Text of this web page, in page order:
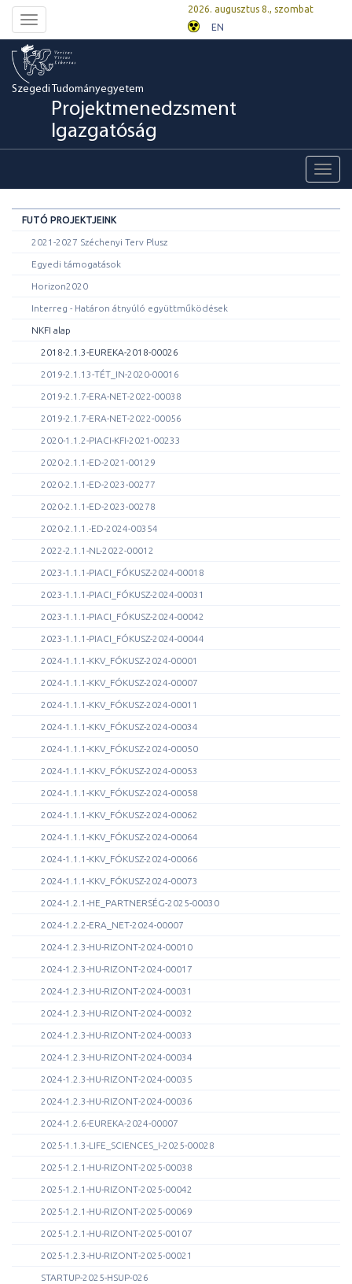
Toggle
navigation
2026. augusztus 8., szombat
EN
Szegedi Tudományegyetem
Projektmenedzsment
Igazgatóság
FUTÓ PROJEKTJEINK
2021-2027 Széchenyi Terv Plusz
Egyedi támogatások
Horizon2020
Interreg - Határon átnyúló együttműködések
NKFI alap
2018-2.1.3-EUREKA-2018-00026
2019-2.1.13-TÉT_IN-2020-00016
2019-2.1.7-ERA-NET-2022-00038
2019-2.1.7-ERA-NET-2022-00056
2020-1.1.2-PIACI-KFI-2021-00233
2020-2.1.1-ED-2021-00129
2020-2.1.1-ED-2023-00277
2020-2.1.1-ED-2023-00278
2020-2.1.1.-ED-2024-00354
2022-2.1.1-NL-2022-00012
2023-1.1.1-PIACI_FÓKUSZ-2024-00018
2023-1.1.1-PIACI_FÓKUSZ-2024-00031
2023-1.1.1-PIACI_FÓKUSZ-2024-00042
2023-1.1.1-PIACI_FÓKUSZ-2024-00044
2024-1.1.1-KKV_FÓKUSZ-2024-00001
2024-1.1.1-KKV_FÓKUSZ-2024-00007
2024-1.1.1-KKV_FÓKUSZ-2024-00011
2024-1.1.1-KKV_FÓKUSZ-2024-00034
2024-1.1.1-KKV_FÓKUSZ-2024-00050
2024-1.1.1-KKV_FÓKUSZ-2024-00053
2024-1.1.1-KKV_FÓKUSZ-2024-00058
2024-1.1.1-KKV_FÓKUSZ-2024-00062
2024-1.1.1-KKV_FÓKUSZ-2024-00064
2024-1.1.1-KKV_FÓKUSZ-2024-00066
2024-1.1.1-KKV_FÓKUSZ-2024-00073
2024-1.2.1-HE_PARTNERSÉG-2025-00030
2024-1.2.2-ERA_NET-2024-00007
2024-1.2.3-HU-RIZONT-2024-00010
2024-1.2.3-HU-RIZONT-2024-00017
2024-1.2.3-HU-RIZONT-2024-00031
2024-1.2.3-HU-RIZONT-2024-00032
2024-1.2.3-HU-RIZONT-2024-00033
2024-1.2.3-HU-RIZONT-2024-00034
2024-1.2.3-HU-RIZONT-2024-00035
2024-1.2.3-HU-RIZONT-2024-00036
2024-1.2.6-EUREKA-2024-00007
2025-1.1.3-LIFE_SCIENCES_I-2025-00028
2025-1.2.1-HU-RIZONT-2025-00038
2025-1.2.1-HU-RIZONT-2025-00042
2025-1.2.1-HU-RIZONT-2025-00069
2025-1.2.1-HU-RIZONT-2025-00107
2025-1.2.3-HU-RIZONT-2025-00021
STARTUP-2025-HSUP-026